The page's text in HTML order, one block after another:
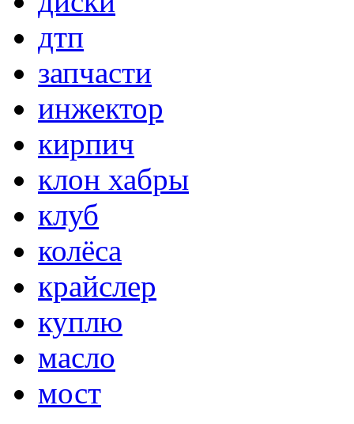
дтп
запчасти
инжектор
кирпич
клон хабры
клуб
колёса
крайслер
куплю
масло
мост